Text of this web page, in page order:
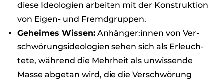
diese Ideo­lo­gien arbei­ten mit der Kon­struk­tion
von Eigen- und Fremd­grup­pen.
Gehei­mes Wis­sen: Anhänger:innen von Ver­
schwö­rungs­ideo­lo­gien sehen sich als Erleuch­
tete, wäh­rend die Mehr­heit als unwis­sende
Masse abge­tan wird, die die Ver­schwö­rung